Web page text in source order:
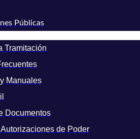
Públicas
Tramitación
Manuales
Documentos
de Poder